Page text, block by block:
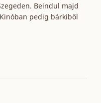
Beindul majd
pedig bárkiből